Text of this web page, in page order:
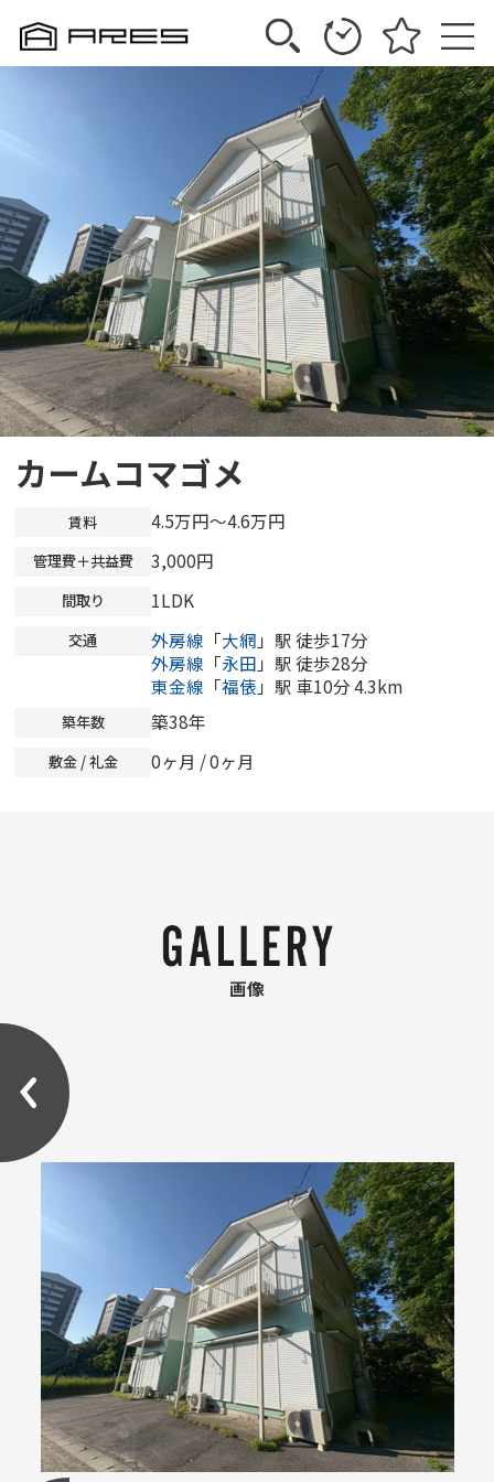
カームコマゴメ
賃料 4.5万円～4.6万円
管理費＋共益費 3,000円
間取り 1LDK
交通 外房線 「大網 」駅 徒歩17分
外房線 「永田 」駅 徒歩28分
東金線 「福俵 」駅 車10分 4.3km
築年数 築38年
敷金 / 礼金 0ヶ月 /0ヶ月
画像